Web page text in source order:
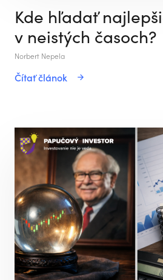
Kde hľadať
v neistých časoch?
Norbert Nepela
Čítať článok